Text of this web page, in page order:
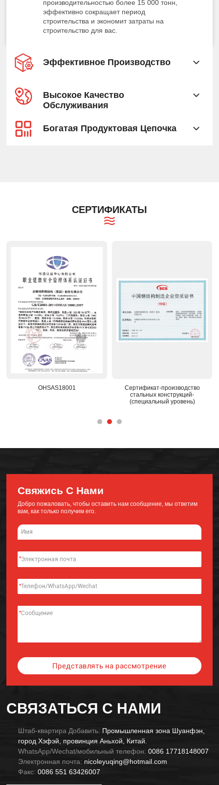
производительностью более 15 000 тонн,
эффективно сокращает период
строительства и экономит затраты на
строительство для вас.
Эффективное Производство
Высокое Качество
Обслуживания
Богатая Продуктовая Цепочка
СЕРТИФИКАТЫ
OHSAS18001
Сертификат-производство
стальных конструкций-
(специальный уровень)
СВЯЗАТЬСЯ С НАМИ
Штаб-квартира Добавить: Промышленная зона Шуанфэн,
город Хэфэй, провинция Аньхой, Китай.
WhatsApp/Wechat/мобильный телефон: 0086 17718148007
Электронная почта: nicoleyuqing@hotmail.com
Факс: 0086 551 63426007
Свяжись С Нами
Добро пожаловать, чтобы оставить нам сообщение, мы ответим
вам, как только получим его.
*
*
*
Представлять на рассмотрение